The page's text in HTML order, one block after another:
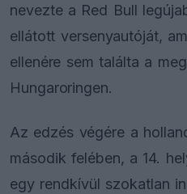
nevezte a Red Bull
ellátott versenyautóját,
ellenére sem találta a
Hungaroringen.
Az edzés végére a
második felében, a 14.
egy rendkívül szokatlan